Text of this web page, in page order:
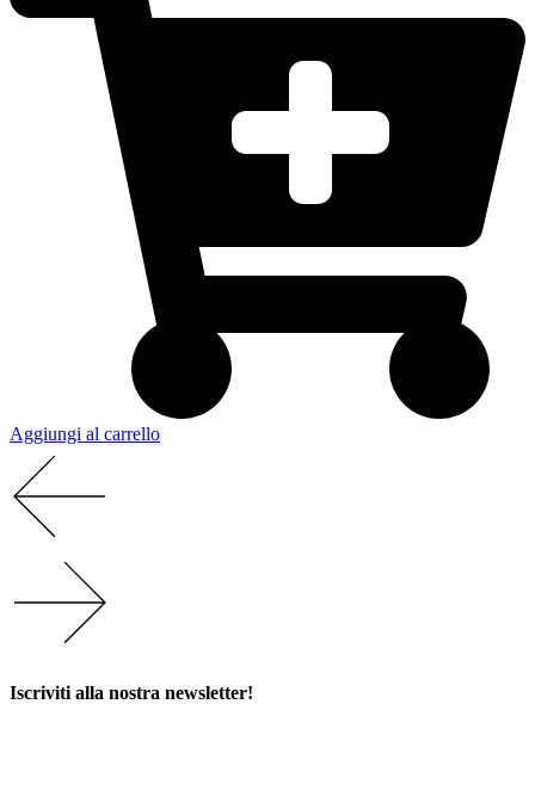
Aggiungi al carrello
Iscriviti alla nostra newsletter!